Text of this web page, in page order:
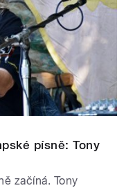
písně: Tony
začíná. Tony